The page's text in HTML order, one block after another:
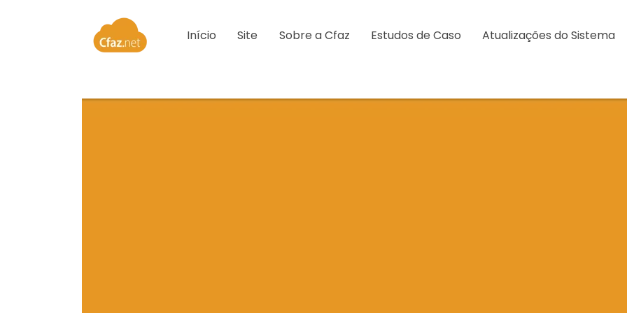
Início Site Sobre a Cfaz Estudos de Caso Atualizações do Sistema